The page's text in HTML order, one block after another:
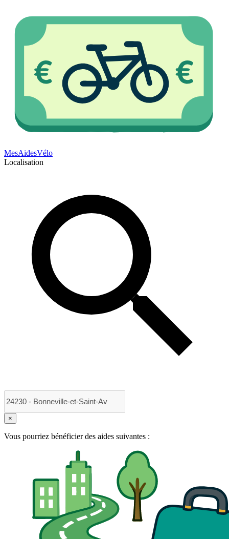
MesAidesVélo
Localisation
×
Vous pourriez bénéficier des aides suivantes :